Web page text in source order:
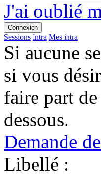
J'ai oublié
Connexion
Sessions Intra Mes intra
Si aucune
si vous
faire part
dessous.
Demande
Libellé :